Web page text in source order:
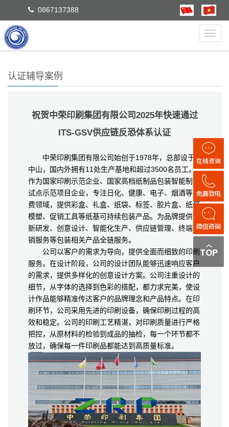
0867137388
认证辅导案例
祝贺中荣印刷集团有限公司2025年快速通过
ITS-GSV供应链反恐体系认证
中荣印刷集团有限公司始创于1978年，总部设于
中山，国内外拥有11处生产基地和超过3500名员工。
作为国家印刷示范企业、国家高档纸制品包装智能制造
试点示范项目企业，专注日化、健康、电子、烟酒等消
费领域，提供彩盒、礼盒、纸袋、标签、胶片盒、纸浆
模塑、促销工具等纸基可持续包装产品。为品牌提供创
新研发、创意设计、智能化生产、供应链管理、终端营
销服务等包装相关产品全链服务。
公司以客户的需求为导向，提供全面而细致的印刷
服务。在设计阶段，公司的设计团队能够迅速响应客户
的需求，提供多样化的创意设计方案。公司注重设计的
细节，从字体的选择到色彩的搭配，都力求完美，使设
计作品能够精准传达客户的品牌理念和产品特点。在印
刷环节，公司采用先进的印刷设备，确保印刷过程的高
效和稳定。公司的印刷工艺精湛，对印刷质量进行严格
把控，从原材料的检验到成品的抽检，每一个环节都不
放过，确保每一件印刷品都能达到高质量标准。